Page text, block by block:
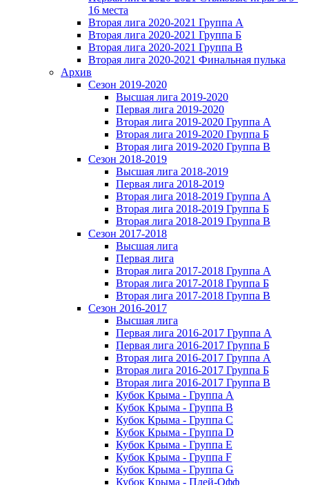
16 места
Вторая лига 2020-2021 Группа А
Вторая лига 2020-2021 Группа Б
Вторая лига 2020-2021 Группа В
Вторая лига 2020-2021 Финальная пулька
Архив
Сезон 2019-2020
Высшая лига 2019-2020
Первая лига 2019-2020
Вторая лига 2019-2020 Группа А
Вторая лига 2019-2020 Группа Б
Вторая лига 2019-2020 Группа В
Сезон 2018-2019
Высшая лига 2018-2019
Первая лига 2018-2019
Вторая лига 2018-2019 Группа А
Вторая лига 2018-2019 Группа Б
Вторая лига 2018-2019 Группа В
Сезон 2017-2018
Высшая лига
Первая лига
Вторая лига 2017-2018 Группа А
Вторая лига 2017-2018 Группа Б
Вторая лига 2017-2018 Группа В
Сезон 2016-2017
Высшая лига
Первая лига 2016-2017 Группа А
Первая лига 2016-2017 Группа Б
Вторая лига 2016-2017 Группа А
Вторая лига 2016-2017 Группа Б
Вторая лига 2016-2017 Группа В
Кубок Крыма - Группа A
Кубок Крыма - Группа B
Кубок Крыма - Группа C
Кубок Крыма - Группа D
Кубок Крыма - Группа E
Кубок Крыма - Группа F
Кубок Крыма - Группа G
Кубок Крыма - Плей-Офф